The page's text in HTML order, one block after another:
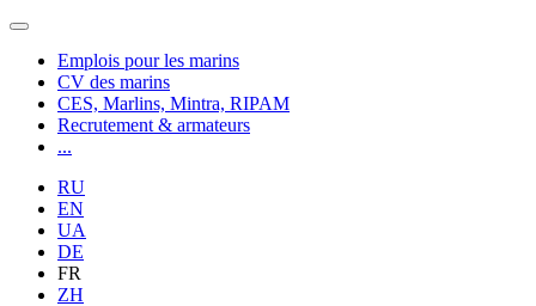
Emplois pour les marins
CV des marins
CES, Marlins, Mintra, RIPAM
Recrutement & armateurs
...
RU
EN
UA
DE
FR
ZH